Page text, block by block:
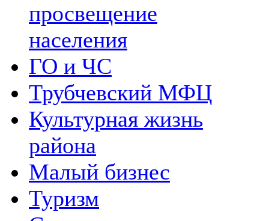
просвещение
населения
ГО и ЧС
Трубчевский МФЦ
Культурная жизнь
района
Малый бизнес
Туризм